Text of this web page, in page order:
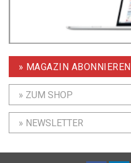
» MAGAZIN ABONNIEREN
» ZUM SHOP
» NEWSLETTER